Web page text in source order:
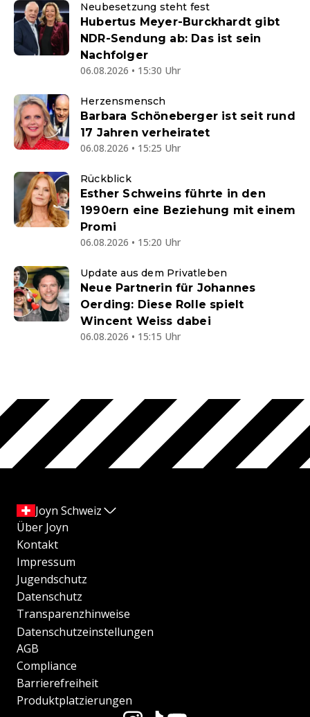
Neubesetzung steht fest
Hubertus Meyer-Burckhardt gibt
NDR-Sendung ab: Das ist sein
Nachfolger
06.08.2026 • 15:30 Uhr
Herzensmensch
Barbara Schöneberger ist seit rund
17 Jahren verheiratet
06.08.2026 • 15:25 Uhr
Rückblick
Esther Schweins führte in den
1990ern eine Beziehung mit einem
Promi
06.08.2026 • 15:20 Uhr
Update aus dem Privatleben
Neue Partnerin für Johannes
Oerding: Diese Rolle spielt
Wincent Weiss dabei
06.08.2026 • 15:15 Uhr
Joyn Schweiz
Über Joyn
Kontakt
Impressum
Jugendschutz
Datenschutz
Transparenzhinweise
Datenschutzeinstellungen
AGB
Compliance
Barrierefreiheit
Produktplatzierungen